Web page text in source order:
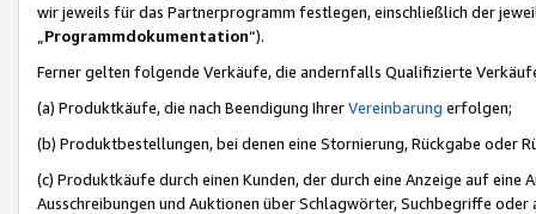
wir jeweils für das Partnerprogramm festlegen, einschließlich der
Programmdokumentation“).
Ferner gelten folgende Verkäufe, die andernfalls Qualifizierte
(a) Produktkäufe, die nach Beendigung IhrerVereinbarung erfolgen;
(b) Produktbestellungen, bei denen eine Stornierung, Rückgabe oder
(c) Produktkäufe durch einen Kunden, der durch eine Anzeige auf
Ausschreibungen und Auktionen über Schlagwörter, Suchbegriffe